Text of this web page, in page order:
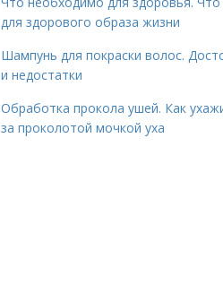
для здорового образа жизни
Шампунь для покраски волос.
и недостатки
Обработка прокола ушей. Как
за проколотой мочкой уха